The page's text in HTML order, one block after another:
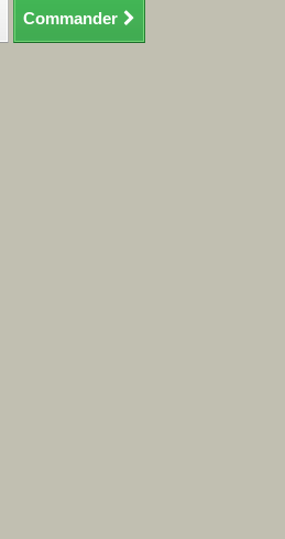
Commander